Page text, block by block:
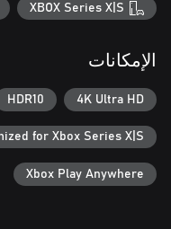
XBOX Series X|S
الإمكانات
4K Ultra HD
HDR10
for Xbox Series X|S
Xbox Play Anywhere